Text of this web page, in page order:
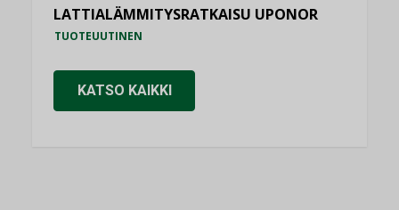
LATTIALÄMMITYSRATKAISU UPONOR
TUOTEUUTINEN
KATSO KAIKKI